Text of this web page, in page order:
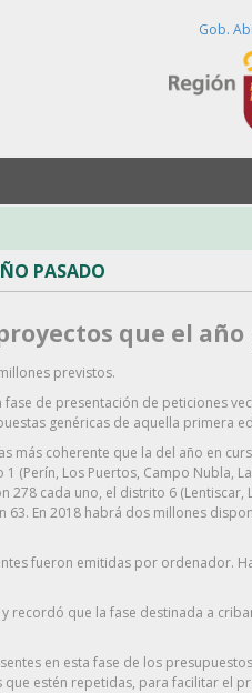
Gob.
PASADO
que el año
previstos.
de presentación de peticiones
genéricas de aquella primera
coherente que la del año en
Los Puertos, Campo Nubla,
278 cada uno, el distrito 6 (Lentiscar,
63. En 2018 habrá dos millones
fueron emitidas por ordenador.
recordó que la fase destinada a
en esta fase de los
estén repetidas, para facilitar el